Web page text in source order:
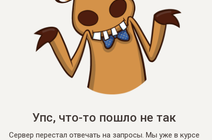
Упс, что-то пошло не так
Сервер перестал отвечать на запросы. Мы уже в курсе